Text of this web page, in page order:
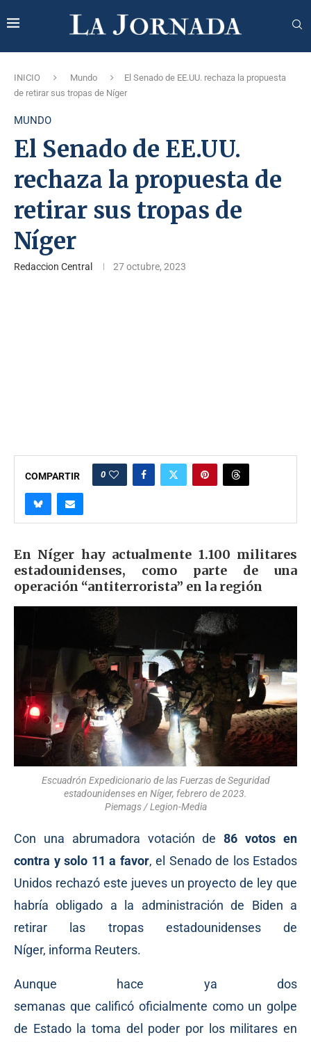
INICIO Mundo
El Senado de EE.UU. rechaza la propuesta
de retirar sus tropas de Níger
MUNDO
El Senado de EE.UU.
rechaza la propuesta de
retirar sus tropas de
Níger
Redaccion Central 27 octubre, 2023
COMPARTIR 0
En Níger hay actualmente 1.100 militares
estadounidenses, como parte de una
operación “antiterrorista” en la región
Escuadrón Expedicionario de las Fuerzas de Seguridad
estadounidenses en Níger, febrero de 2023.
Piemags / Legion-Media
Con una abrumadora votación de86 votos en
contra y solo 11 a favor, el Senado de los Estados
Unidos rechazó este jueves un proyecto de ley que
habría obligado a la administración de Biden a
retirar las tropas estadounidenses de
Níger, informa Reuters.
Aunque hace ya dos
semanas quecalificó oficialmente como un golpe
de Estado la toma del poder por los militares en